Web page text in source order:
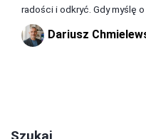
radości i odkryć. Gdy myślę o
Dariusz
Szukaj